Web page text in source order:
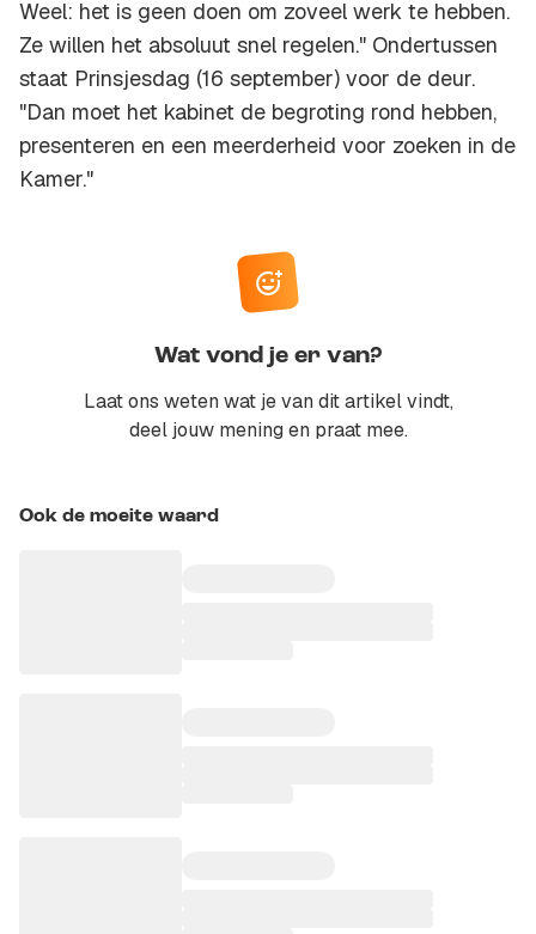
Weel: het is geen doen om zoveel werk te hebben.
Ze willen het absoluut snel regelen." Ondertussen
staat Prinsjesdag (16 september) voor de deur.
"Dan moet het kabinet de begroting rond hebben,
presenteren en een meerderheid voor zoeken in de
Kamer."
Wat vond je er van?
Laat ons weten wat je van dit artikel vindt,
deel jouw mening en praat mee.
Ook de moeite waard